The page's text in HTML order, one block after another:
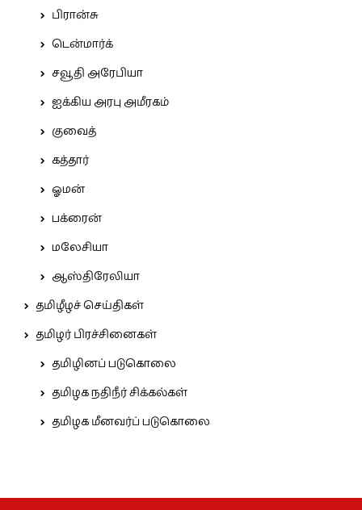
பிரான்சு
டென்மார்க்
சவூதி அரேபியா
ஐக்கிய அரபு அமீரகம்
குவைத்
கத்தார்
ஓமன்
பக்ரைன்
மலேசியா
ஆஸ்திரேலியா
தமிழீழச் செய்திகள்
தமிழர் பிரச்சினைகள்
தமிழினப் படுகொலை
தமிழக நதிநீர் சிக்கல்கள்
தமிழக மீனவர்ப் படுகொலை